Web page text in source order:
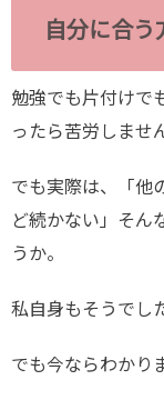
自分に合う
勉強でも片付けで
ったら苦労しませ
でも実際は、「他
ど続かない」そん
うか。
私自身もそうでし
でも今ならわかり